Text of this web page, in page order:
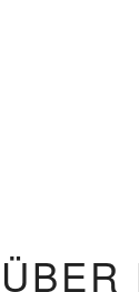
ÜBER